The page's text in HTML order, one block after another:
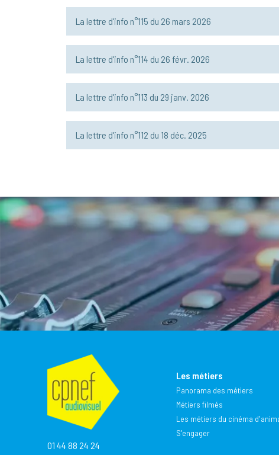
La lettre d'info n°115 du 26 mars 2026
La lettre d'info n°114 du 26 févr. 2026
La lettre d'info n°113 du 29 janv. 2026
La lettre d'info n°112 du 18 déc. 2025
01 44 88 24 24
Les métiers
Panorama des métiers
Métiers filmés
Les métiers du cinéma
S'engager